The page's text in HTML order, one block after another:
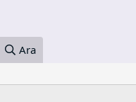
Ara